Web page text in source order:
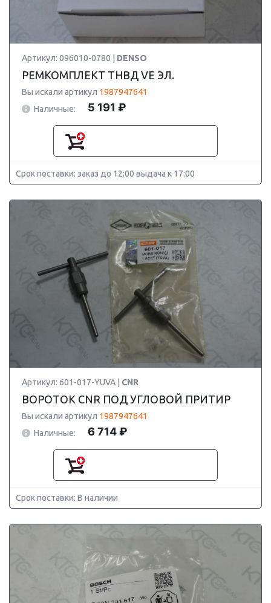
Артикул: 096010-0780 | DENSO
РЕМКОМПЛЕКТ ТНВД VE ЭЛ.
Вы искали артикул 1987947641
Наличные:
5 191 ₽
Срок поставки: заказ до 12:00 выдача к 17:00
Артикул: 601-017-YUVA | CNR
ВОРОТОК CNR ПОД УГЛОВОЙ ПРИТИР
Вы искали артикул 1987947641
Наличные:
6 714 ₽
Срок поставки: В наличии